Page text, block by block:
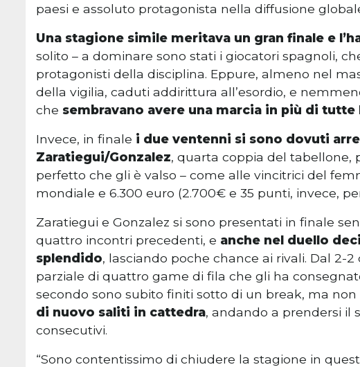
paesi e assoluto protagonista nella diffusione
Una stagione simile meritava un gran finale e
solito – a dominare sono stati i giocatori spagnoli,
protagonisti della disciplina. Eppure, almeno nel
della vigilia, caduti addirittura all’esordio, e
che sembravano avere una marcia in più di
Invece, in finale i due ventenni si sono dovuti
Zaratiegui/Gonzalez, quarta coppia del tabellone,
perfetto che gli è valso – come alle vincitrici del
mondiale e 6.300 euro (2.700€ e 35 punti, invece,
Zaratiegui e Gonzalez si sono presentati in finale
quattro incontri precedenti, e anche nel duello
splendido, lasciando poche chance ai rivali. Dal 2-
parziale di quattro game di fila che gli ha
secondo sono subito finiti sotto di un break, ma
di nuovo saliti in cattedra, andando a prendersi il
consecutivi.
“Sono contentissimo di chiudere la stagione in